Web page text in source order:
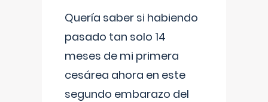
Quería saber si habiendo
pasado tan solo 14
meses de mi primera
cesárea ahora en este
segundo embarazo del